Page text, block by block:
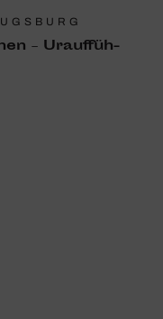
– Urauf­füh­